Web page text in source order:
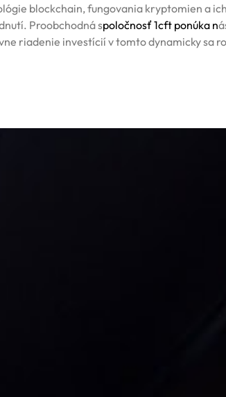
blockchain, fungovania kryptomien a
Proobchodná spoločnosť1cft ponúka n
riadenie investícií v tomto dynamicky sa